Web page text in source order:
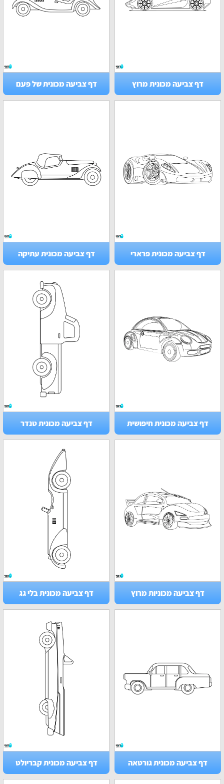
דף צביעה מכונית מרוץ דף צביעה מכונית של פעם
דף צביעה מכונית פרארי דף צביעה מכונית עתיקה
דף צביעה מכונית חיפושית דף צביעה מכונית טנדר
דף צביעה מכוניות מרוץ דף צביעה מכונית בלי גג
דף צביעה מכונית גורטאה דף צביעה מכונית קבריולט